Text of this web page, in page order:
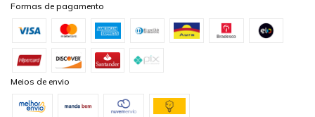
Formas de pagamento
Meios de envio